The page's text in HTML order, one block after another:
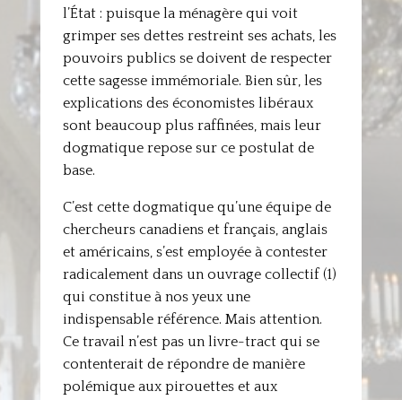
l’État : puisque la ménagère qui voit
grimper ses dettes restreint ses achats, les
pouvoirs publics se doivent de respecter
cette sagesse immémoriale. Bien sûr, les
explications des économistes libéraux
sont beaucoup plus raffinées, mais leur
dogmatique repose sur ce postulat de
base.
C’est cette dogmatique qu’une équipe de
chercheurs canadiens et français, anglais
et américains, s’est employée à contester
radicalement dans un ouvrage collectif (1)
qui constitue à nos yeux une
indispensable référence. Mais attention.
Ce travail n’est pas un livre-tract qui se
contenterait de répondre de manière
polémique aux pirouettes et aux